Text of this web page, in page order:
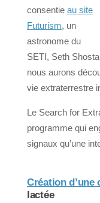
consentie au site
Futurism, un
astronome du
SETI, Seth
nous aurons
vie extraterrestre
Le Search for
programme qui
signaux qu’une
Création d’une
lactée